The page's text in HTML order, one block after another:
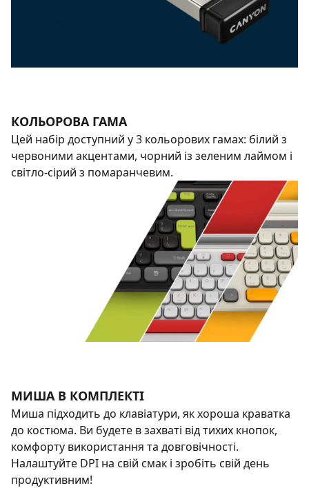
КОЛЬОРОВА ГАМА
Цей набір доступний у 3 кольорових гамах: білий з
червоними акцентами, чорний із зеленим лаймом і
світло-сірий з помаранчевим.
МИША В КОМПЛЕКТІ
Миша підходить до клавіатури, як хороша краватка
до костюма. Ви будете в захваті від тихих кнопок,
комфорту використання та довговічності.
Налаштуйте DPI на свій смак і зробіть свій день
продуктивним!